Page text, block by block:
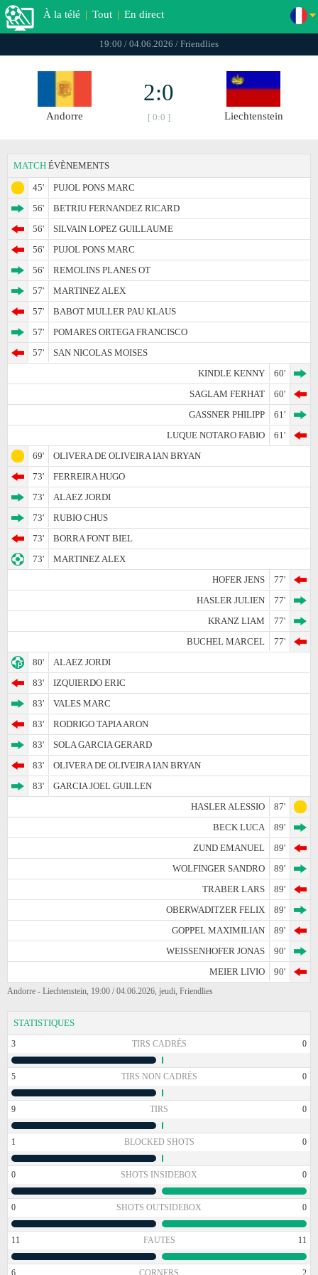
À la télé | Tout | En direct
19:00 / 04.06.2026 / Friendlies
Andorre
2:0
[ 0:0 ] Liechtenstein
MATCH ÉVÈNEMENTS
45'
PUJOL PONS MARC
56'
BETRIU FERNANDEZ RICARD
56'
SILVAIN LOPEZ GUILLAUME
56'
PUJOL PONS MARC
56'
REMOLINS PLANES OT
57'
MARTINEZ ALEX
57'
BABOT MULLER PAU KLAUS
57'
POMARES ORTEGA FRANCISCO
57'
SAN NICOLAS MOISES
KINDLE KENNY
60'
SAGLAM FERHAT
60'
GASSNER PHILIPP
61'
LUQUE NOTARO FABIO
61'
69'
OLIVERA DE OLIVEIRA IAN BRYAN
73'
FERREIRA HUGO
73'
ALAEZ JORDI
73'
RUBIO CHUS
73'
BORRA FONT BIEL
73'
MARTINEZ ALEX
HOFER JENS
77'
HASLER JULIEN
77'
KRANZ LIAM
77'
BUCHEL MARCEL
77'
80'
ALAEZ JORDI
83'
IZQUIERDO ERIC
83'
VALES MARC
83'
RODRIGO TAPIA ARON
83'
SOLA GARCIA GERARD
83'
OLIVERA DE OLIVEIRA IAN BRYAN
83'
GARCIA JOEL GUILLEN
HASLER ALESSIO
87'
BECK LUCA
89'
ZUND EMANUEL
89'
WOLFINGER SANDRO
89'
TRABER LARS
89'
OBERWADITZER FELIX
89'
GOPPEL MAXIMILIAN
89'
WEISSENHOFER JONAS
90'
MEIER LIVIO
90'
Andorre - Liechtenstein, 19:00 / 04.06.2026, jeudi, Friendlies
STATISTIQUES
3 TIRS CADRÉS 0
5 TIRS NON CADRÉS 0
9 TIRS 0
1 BLOCKED SHOTS 0
0 SHOTS INSIDEBOX 0
0 SHOTS OUTSIDEBOX 0
11 FAUTES 11
6 CORNERS 2